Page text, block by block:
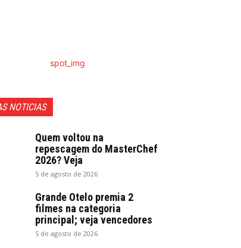
NOTICIAS
Quem voltou na
repescagem do MasterChef
2026? Veja
5 de agosto de 2026
Grande Otelo premia 2
filmes na categoria
principal; veja vencedores
5 de agosto de 2026